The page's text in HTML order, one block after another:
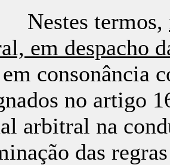
termos,
em despacho
consonância
no artigo
arbitral na
das